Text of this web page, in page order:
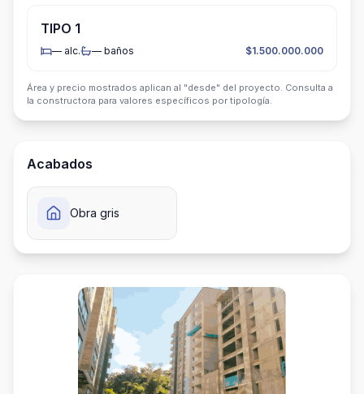
TIPO 1
— alc. — baños $1.500.000.000
Área y precio mostrados aplican al "desde" del proyecto. Consulta a
la constructora para valores específicos por tipología.
Acabados
Obra gris